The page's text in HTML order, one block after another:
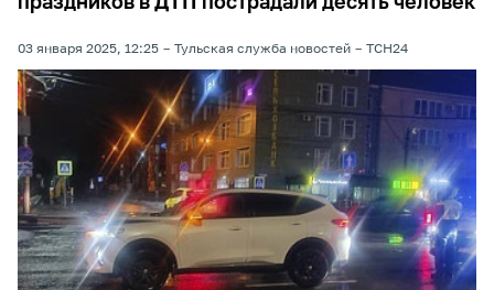
03 января 2025, 12:25 Тульская служба новостей ТСН24